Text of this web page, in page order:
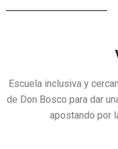
Escuela inclusiva y
de Don Bosco para dar
apostando por